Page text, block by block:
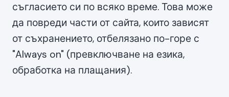
съгласието си по всяко време. Това може
да повреди части от сайта, които зависят
от съхранението, отбелязано по-горе с
"Always on" (превключване на езика,
обработка на плащания).